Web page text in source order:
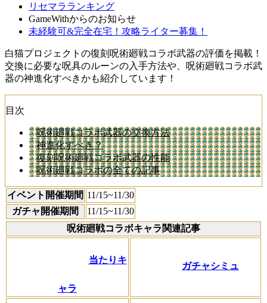
リセマラランキング
GameWithからのお知らせ
未経験可&完全在宅！攻略ライター募集！
白猫プロジェクトの復刻呪術廻戦コラボ武器の評価を掲載！
交換に必要な呪具のルーンの入手方法や、呪術廻戦コラボ武
器の神進化すべきかも紹介しています！
目次
呪術廻戦コラボ武器の交換方法
神進化すべき？
復刻呪術廻戦コラボ武器の性能
呪術廻戦コラボの全ての記事
イベント開催期間 11/15~11/30
ガチャ開催期間
11/15~11/30
呪術廻戦コラボキャラ関連記事
当たりキ
ャラ
ガチャシミュ